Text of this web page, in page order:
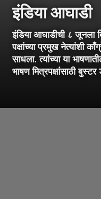
इंडिया आघाडी
इंडिया आघाडीची ८ जूनला
पक्षांच्या प्रमुख नेत्यांशी
साधला. त्यांच्या या
भाषण मित्रपक्षांसाठी